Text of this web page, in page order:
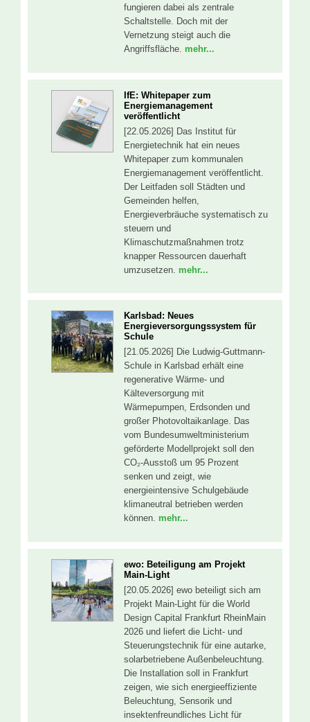
fungieren dabei als zentrale
Schaltstelle. Doch mit der
Vernetzung steigt auch die
Angriffsfläche. mehr...
IfE: Whitepaper zum
Energiemanagement
veröffentlicht
[22.05.2026] Das Institut für
Energietechnik hat ein neues
Whitepaper zum kommunalen
Energiemanagement veröffentlicht.
Der Leitfaden soll Städten und
Gemeinden helfen,
Energieverbräuche systematisch zu
steuern und
Klimaschutzmaßnahmen trotz
knapper Ressourcen dauerhaft
umzusetzen. mehr...
Karlsbad: Neues
Energieversorgungssystem für
Schule
[21.05.2026] Die Ludwig-Guttmann-
Schule in Karlsbad erhält eine
regenerative Wärme- und
Kälteversorgung mit
Wärmepumpen, Erdsonden und
großer Photovoltaikanlage. Das
vom Bundesumweltministerium
geförderte Modellprojekt soll den
CO₂-Ausstoß um 95 Prozent
senken und zeigt, wie
energieintensive Schulgebäude
klimaneutral betrieben werden
können. mehr...
ewo: Beteiligung am Projekt
Main-Light
[20.05.2026] ewo beteiligt sich am
Projekt Main-Light für die World
Design Capital Frankfurt RheinMain
2026 und liefert die Licht- und
Steuerungstechnik für eine autarke,
solarbetriebene Außenbeleuchtung.
Die Installation soll in Frankfurt
zeigen, wie sich energieeffiziente
Beleuchtung, Sensorik und
insektenfreundliches Licht für